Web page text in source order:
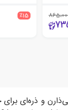
٪15
و ذره‌ای